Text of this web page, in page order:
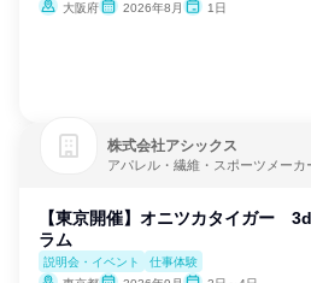
大阪府
2026年8月 1日
株式会社アシックス
アパレル・繊維・スポーツメーカ
【東京開催】オニツカタイガー
ラム
説明会・イベント
仕事体験